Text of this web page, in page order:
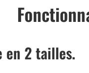
en 2 tailles.